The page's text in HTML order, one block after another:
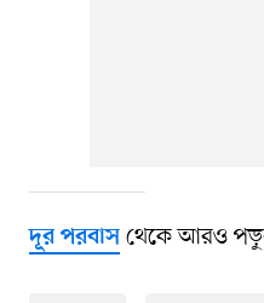
দূর পরবাসথেকে আরও